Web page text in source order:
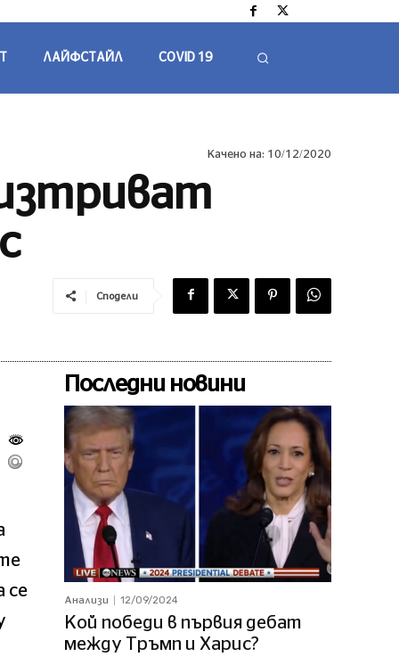
ЛАЙФСТАЙЛ COVID 19
Качено на: 10/12/2020
Сподели
се
Последни новини
Анализи 12/09/2024
Кой победи в първия дебат
между Тръмп и Харис?